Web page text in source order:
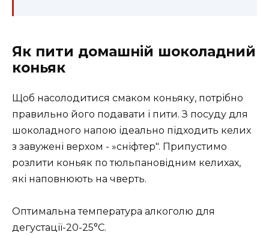
Як пити домашній шоколадний
коньяк
Щоб насолодитися смаком коньяку, потрібно
правильно його подавати і пити. З посуду для
шоколадного напою ідеально підходить келих
з завужені верхом - »сніфтер". Припустимо
розлити коньяк по тюльпановідним келихах,
які наповнюють на чверть.
Оптимальна температура алкоголю для
дегустації-20-25°C.